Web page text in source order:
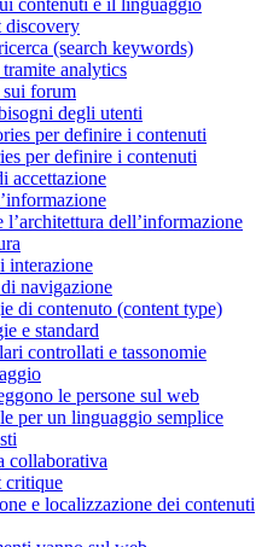
contenuti e il linguaggio
discovery
(search keywords)
analytics
forum
degli utenti
per definire i contenuti
per definire i contenuti
accettazione
dell’informazione
interazione
navigazione
di contenuto (content type)
e standard
controllati e tassonomie
le persone sul web
per un linguaggio semplice
collaborativa
critique
e localizzazione dei contenuti